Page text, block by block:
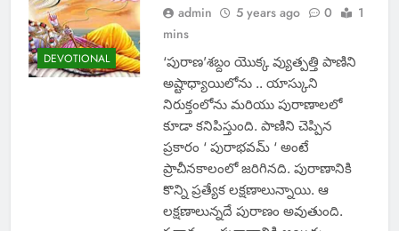
DEVOTIONAL
admin 5 years ago 0
1
mins
‘పురాణ’శబ్దం యొక్క వ్యుత్పత్తి పాణిని
అష్టాధ్యాయిలోను .. యాస్కుని
నిరుక్తంలోను మరియు పురాణాలలో
కూడా కనిపిస్తుంది. పాణిని చెప్పిన
ప్రకారం ‘ పురాభవమ్ ‘ అంటే
ప్రాచీనకాలంలో జరిగినది. పురాణానికి
కొన్ని ప్రత్యేక లక్షణాలున్నాయి. ఆ
లక్షణాలున్నదే పురాణం అవుతుంది.